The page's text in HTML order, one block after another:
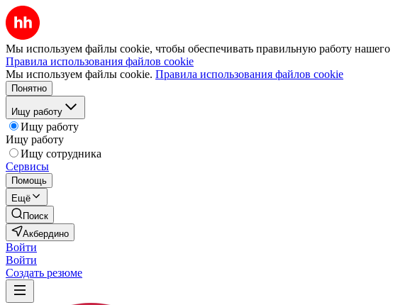
Мы используем файлы cookie, чтобы обеспечивать правильную работу нашего
Правила использования файлов cookie
Мы используем файлы cookie. Правила использования файлов cookie
Понятно
Ищу работу
Ищу работу
Ищу работу
Ищу сотрудника
Сервисы
Помощь
Ещё
Поиск
Акбердино
Войти
Войти
Создать резюме